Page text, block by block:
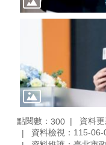
點閱數： 300
資料
資料檢視：115-06-